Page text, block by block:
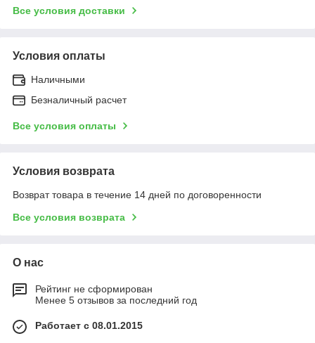
Все условия доставки
Условия оплаты
Наличными
Безналичный расчет
Все условия оплаты
Условия возврата
Возврат товара в течение 14 дней по договоренности
Все условия возврата
О нас
Рейтинг не сформирован
Менее 5 отзывов за последний год
Работает с 08.01.2015